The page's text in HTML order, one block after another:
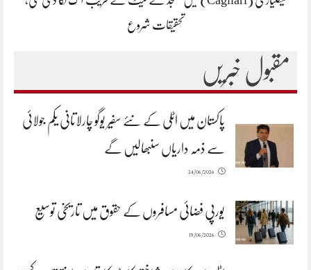
تحقیقات شروع
مقبول خبریں
پاکستان میں اٹلی کے نئے سفیر یوگو چارلاتانی یکم جولائی
سے ذمہ داریاں سنبھالیں گے
24/06/2026
یورپی فضائی مسافروں کے حقوق میں تاریخی توسیع
19/06/2026